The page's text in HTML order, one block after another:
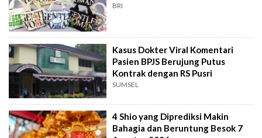
BRI
Kasus Dokter Viral Komentari
Pasien BPJS Berujung Putus
Kontrak dengan RS Pusri
SUMSEL
4 Shio yang Diprediksi Makin
Bahagia dan Beruntung Besok 7